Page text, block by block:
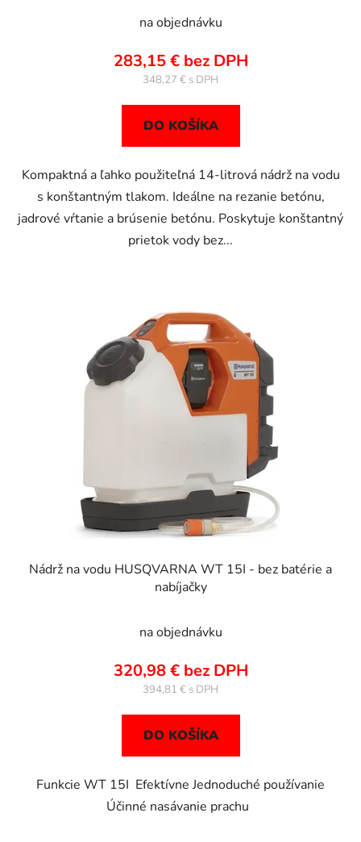
na objednávku
283,15 € bez DPH
348,27 €
DO KOŠÍKA
Kompaktná a ľahko použiteľná 14-litrová nádrž na vodu
s konštantným tlakom. Ideálne na rezanie betónu,
jadrové vŕtanie a brúsenie betónu. Poskytuje konštantný
prietok vody bez...
Nádrž na vodu HUSQVARNA WT 15I - bez batérie a
nabíjačky
na objednávku
320,98 € bez DPH
394,81 €
DO KOŠÍKA
Funkcie WT 15I Efektívne Jednoduché používanie
Účinné nasávanie prachu